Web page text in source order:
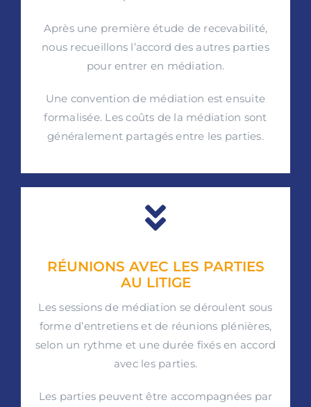
Après une première étude de recevabilité,
nous recueillons l’accord des autres parties
pour entrer en médiation.
Une convention de médiation est ensuite
formalisée. Les coûts de la médiation sont
généralement partagés entre les parties.
RÉUNIONS AVEC LES PARTIES
AU LITIGE
Les sessions de médiation se déroulent sous
forme d’entretiens et de réunions plénières,
selon un rythme et une durée fixés en accord
avec les parties.
Les parties peuvent être accompagnées par